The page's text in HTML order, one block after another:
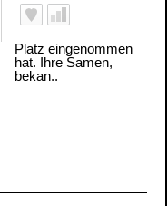
Platz eingenommen
hat. Ihre Samen,
bekan..